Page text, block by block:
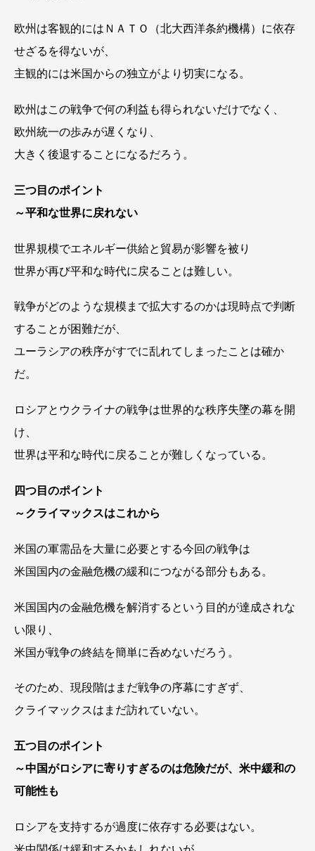
欧州は客観的にはＮＡＴＯ（北大西洋条約機構）に依存
せざるを得ないが、
主観的には米国からの独立がより切実になる。
欧州はこの戦争で何の利益も得られないだけでなく、
欧州統一の歩みが遅くなり、
大きく後退することになるだろう。
三つ目のポイント
～平和な世界に戻れない
世界規模でエネルギー供給と貿易が影響を被り
世界が再び平和な時代に戻ることは難しい。
戦争がどのような規模まで拡大するのかは現時点で判断
することが困難だが、
ユーラシアの秩序がすでに乱れてしまったことは確か
だ。
ロシアとウクライナの戦争は世界的な秩序失墜の幕を開
け、
世界は平和な時代に戻ることが難しくなっている。
四つ目のポイント
～クライマックスはこれから
米国の軍需品を大量に必要とする今回の戦争は
米国国内の金融危機の緩和につながる部分もある。
米国国内の金融危機を解消するという目的が達成されな
い限り、
米国が戦争の終結を簡単に呑めないだろう。
そのため、現段階はまだ戦争の序幕にすぎず、
クライマックスはまだ訪れていない。
五つ目のポイント
～中国がロシアに寄りすぎるのは危険だが、米中緩和の
可能性も
ロシアを支持するが過度に依存する必要はない。